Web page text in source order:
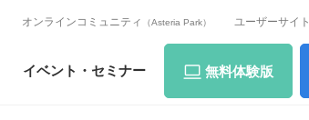
オンラインコミュニティ （Asteria Park） ユーザーサイト
イベント・ セミナー 無料体験版